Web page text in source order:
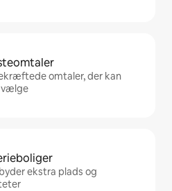
omtaler, der kan
vælge
ekstra plads og